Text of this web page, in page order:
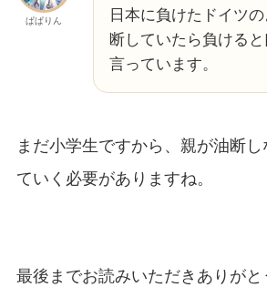
ぱぱりん
日本に負けたドイツ
断していたら負けると
言っています。
まだ小学生ですから、親が油断
ていく必要がありますね。
最後までお読みいただきありがと